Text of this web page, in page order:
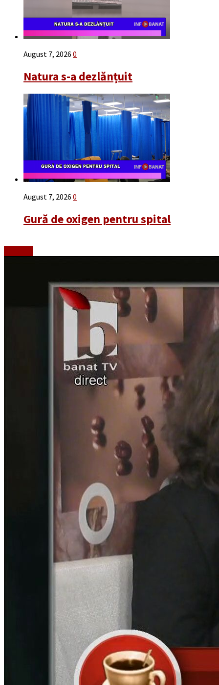
August 7, 2026 0
Natura s-a dezlănțuit
August 7, 2026 0
Gură de oxigen pentru spital